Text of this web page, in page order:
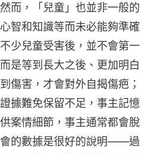
而，「兒童」也並非一般的
智和知識等而未必能夠準確
少兒童受害後，並不會第一
是等到長大之後、更加明白
傷害，才會對外自揭傷疤；
據難免保留不足，事主記憶
案情細節，事主通常都會脫
的數據是很好的說明——過